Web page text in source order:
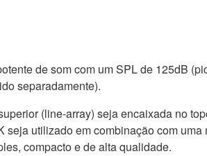
de som com um SPL de 125dB
separadamente).
(line-array) seja encaixada no
utilizado em combinação com
compacto e de alta qualidade.